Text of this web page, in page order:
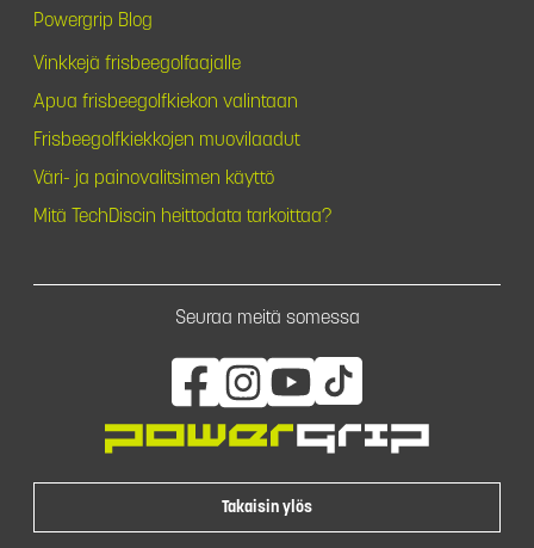
Powergrip Blog
Vinkkejä frisbeegolfaajalle
Apua frisbeegolfkiekon valintaan
Frisbeegolfkiekkojen muovilaadut
Väri- ja painovalitsimen käyttö
Mitä TechDiscin heittodata tarkoittaa?
Seuraa meitä somessa
Takaisin ylös